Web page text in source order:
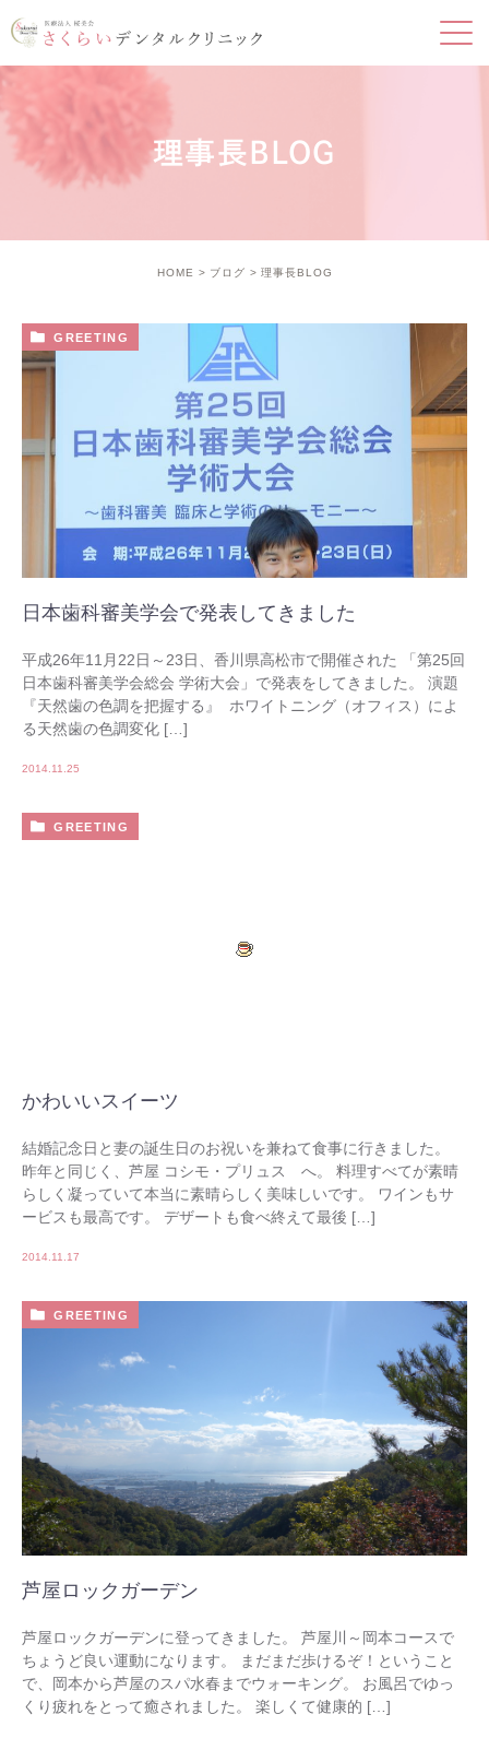
理事長BLOG
HOME ブログ 理事長BLOG
GREETING
日本歯科審美学会で発表してきました
平成26年11月22日～23日、香川県高松市で開催された 「第25回
日本歯科審美学会総会 学術大会」で発表をしてきました。 演題
『天然歯の色調を把握する』 ホワイトニング（オフィス）によ
る天然歯の色調変化 […]
2014.11.25
GREETING
かわいいスイーツ
結婚記念日と妻の誕生日のお祝いを兼ねて食事に行きました。
昨年と同じく、芦屋 コシモ・プリュス へ。 料理すべてが素晴
らしく凝っていて本当に素晴らしく美味しいです。 ワインもサ
ービスも最高です。 デザートも食べ終えて最後 […]
2014.11.17
GREETING
芦屋ロックガーデン
芦屋ロックガーデンに登ってきました。 芦屋川～岡本コースで
ちょうど良い運動になります。 まだまだ歩けるぞ！ということ
で、岡本から芦屋のスパ水春までウォーキング。 お風呂でゆっ
くり疲れをとって癒されました。 楽しくて健康的 […]